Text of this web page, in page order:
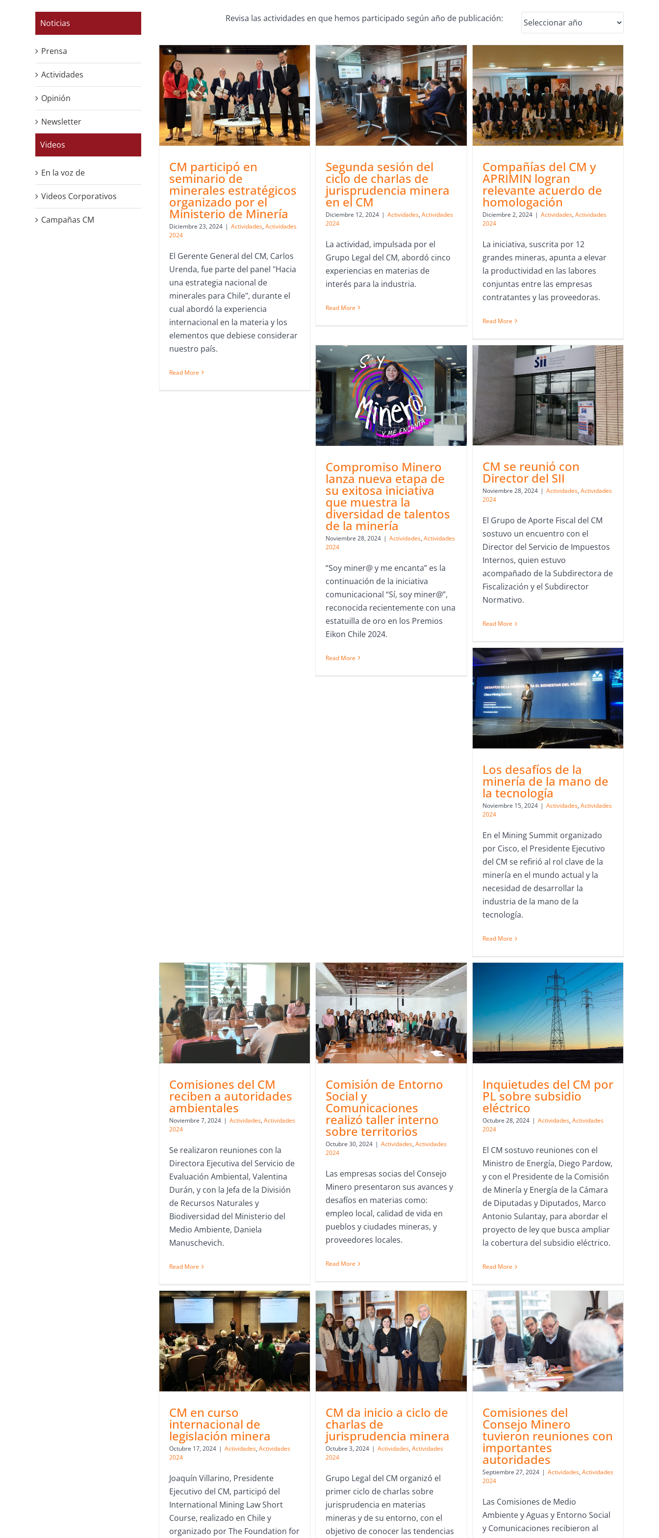
Revisa las actividades en que hemos participado según año de publicación:
CM participó en
seminario de
minerales estratégicos
organizado por el
Ministerio de Minería
Diciembre 23, 2024 | Actividades, Actividades
2024
El Gerente General del CM, Carlos
Urenda, fue parte del panel "Hacia
una estrategia nacional de
minerales para Chile", durante el
cual abordó la experiencia
internacional en la materia y los
elementos que debiese considerar
nuestro país.
Read More
Segunda sesión del
ciclo de charlas de
jurisprudencia minera
en el CM
Diciembre 12, 2024 | Actividades,Actividades
2024
La actividad, impulsada por el
Grupo Legal del CM, abordó cinco
experiencias en materias de
interés para la industria.
Read More
Compañías del CM y
APRIMIN logran
relevante acuerdo de
homologación
Diciembre 2, 2024 | Actividades, Actividades
2024
La iniciativa, suscrita por 12
grandes mineras, apunta a elevar
la productividad en las labores
conjuntas entre las empresas
contratantes y las proveedoras.
Read More
Compromiso Minero
lanza nueva etapa de
su exitosa iniciativa
que muestra la
diversidad de talentos
de la minería
Noviembre 28, 2024 | Actividades,Actividades
2024
“Soy miner@ y me encanta” es la
continuación de la iniciativa
comunicacional “Sí, soy miner@”,
reconocida recientemente con una
estatuilla de oro en los Premios
Eikon Chile 2024.
Read More
CM se reunió con
Director del SII
Noviembre 28, 2024 | Actividades, Actividades
2024
El Grupo de Aporte Fiscal del CM
sostuvo un encuentro con el
Director del Servicio de Impuestos
Internos, quien estuvo
acompañado de la Subdirectora de
Fiscalización y el Subdirector
Normativo.
Read More
Los desafíos de la
minería de la mano de
la tecnología
Noviembre 15, 2024 | Actividades, Actividades
2024
En el Mining Summit organizado
por Cisco, el Presidente Ejecutivo
del CM se refirió al rol clave de la
minería en el mundo actual y la
necesidad de desarrollar la
industria de la mano de la
tecnología.
Read More
Comisiones del CM
reciben a autoridades
ambientales
Noviembre 7, 2024 | Actividades, Actividades
2024
Se realizaron reuniones con la
Directora Ejecutiva del Servicio de
Evaluación Ambiental, Valentina
Durán, y con la Jefa de la División
de Recursos Naturales y
Biodiversidad del Ministerio del
Medio Ambiente, Daniela
Manuschevich.
Read More
Comisión de Entorno
Social y
Comunicaciones
realizó taller interno
sobre territorios
Octubre 30, 2024 | Actividades,Actividades
2024
Las empresas socias del Consejo
Minero presentaron sus avances y
desafíos en materias como:
empleo local, calidad de vida en
pueblos y ciudades mineras, y
proveedores locales.
Read More
Inquietudes del CM por
PL sobre subsidio
eléctrico
Octubre 28, 2024 | Actividades, Actividades
2024
El CM sostuvo reuniones con el
Ministro de Energía, Diego Pardow,
y con el Presidente de la Comisión
de Minería y Energía de la Cámara
de Diputadas y Diputados, Marco
Antonio Sulantay, para abordar el
proyecto de ley que busca ampliar
la cobertura del subsidio eléctrico.
Read More
CM en curso
internacional de
legislación minera
Octubre 17, 2024 | Actividades, Actividades
2024
Joaquín Villarino, Presidente
Ejecutivo del CM, participó del
International Mining Law Short
Course, realizado en Chile y
organizado por The Foundation for
CM da inicio a ciclo de
charlas de
jurisprudencia minera
Octubre 3, 2024 | Actividades,Actividades
2024
Grupo Legal del CM organizó el
primer ciclo de charlas sobre
jurisprudencia en materias
mineras y de su entorno, con el
objetivo de conocer las tendencias
Comisiones del
Consejo Minero
tuvieron reuniones con
importantes
autoridades
Septiembre 27, 2024 | Actividades, Actividades
2024
Las Comisiones de Medio
Ambiente y Aguas y Entorno Social
y Comunicaciones recibieron al
Noticias
Prensa
Actividades
Opinión
Newsletter
Videos
En la voz de
Videos Corporativos
Campañas CM